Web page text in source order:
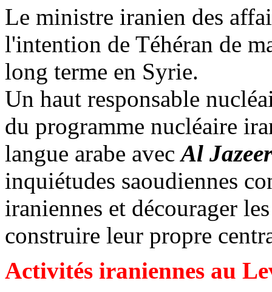
Le ministre iranien des
l'intention de Téhéran de
long terme en Syrie.
Un haut responsable
du programme nucléaire
langue arabe avecAl
inquiétudes saoudiennes
iraniennes et décourager
construire leur propre
Activités iraniennes au